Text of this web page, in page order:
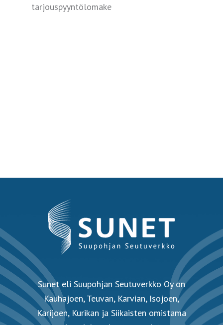
tarjouspyyntölomake
Sunet eli Suupohjan Seutuverkko Oy on
Kauhajoen, Teuvan, Karvian, Isojoen,
Karijoen, Kurikan ja Siikaisten omistama